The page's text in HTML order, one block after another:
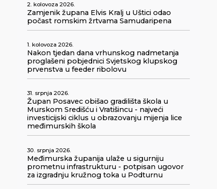
2. kolovoza 2026.
Zamjenik župana Elvis Kralj u Uštici odao
počast romskim žrtvama Samudaripena
1. kolovoza 2026.
Nakon tjedan dana vrhunskog nadmetanja
proglašeni pobjednici Svjetskog klupskog
prvenstva u feeder ribolovu
31. srpnja 2026.
Župan Posavec obišao gradilišta škola u
Murskom Središću i Vratišincu - najveći
investicijski ciklus u obrazovanju mijenja lice
međimurskih škola
30. srpnja 2026.
Međimurska županija ulaže u sigurniju
prometnu infrastrukturu - potpisan ugovor
za izgradnju kružnog toka u Podturnu